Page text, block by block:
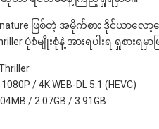
ဖြစ်တဲ့ အမိုက်စား ဒိုင်ယ
ပုံစံမျိုးစုံနဲ့ အားရပါးရ ရှု
/ 4K WEB-DL 5.1 (HEVC)
/ 2.07GB / 3.91GB